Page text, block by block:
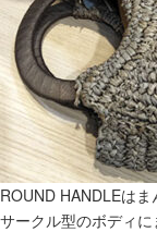
ROUND HANDLEは
サークル型のボディ